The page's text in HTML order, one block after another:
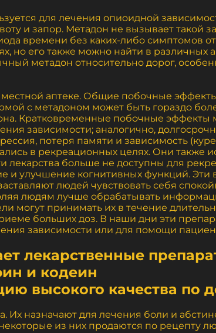
для лечения опиоидной
и запор. Метадон не вызывает такой
времени без каких-либо симптомов
но его также можно найти в различных
метадон относительно дорог,
аптеке. Общие побочные
с метадоном может быть гораздо
Кратковременные побочные
зависимости; аналогично,
потеря памяти и зависимость
в рекреационных целях. Они также
лекарства больше не доступны для
и улучшение когнитивных функций.
людей чувствовать себя
людям лучше обрабатывать
могут принимать их в течение
больших доз. В наши дни эти
зависимости или для помощи
лекарственные
и кодеин
высокого качества по
Их назначают для лечения боли и
некоторые из них продаются по рецепту